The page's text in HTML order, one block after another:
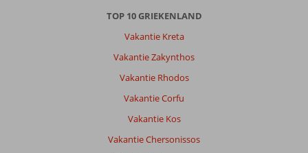
TOP 10 GRIEKENLAND
Vakantie Kreta
Vakantie Zakynthos
Vakantie Rhodos
Vakantie Corfu
Vakantie Kos
Vakantie Chersonissos